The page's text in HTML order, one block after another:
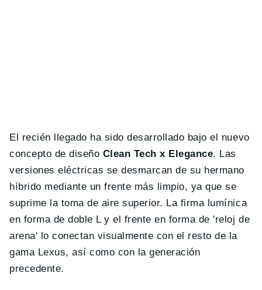
El recién llegado ha sido desarrollado bajo el nuevo
concepto de diseño Clean Tech x Elegance. Las
versiones eléctricas se desmarcan de su hermano
híbrido mediante un frente más limpio, ya que se
suprime la toma de aire superior. La firma lumínica
en forma de doble L y el frente en forma de 'reloj de
arena' lo conectan visualmente con el resto de la
gama Lexus, así como con la generación
precedente.